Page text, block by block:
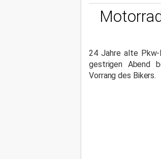
24 Jahre alte
gestrigen Abend
Vorrang des Bikers.